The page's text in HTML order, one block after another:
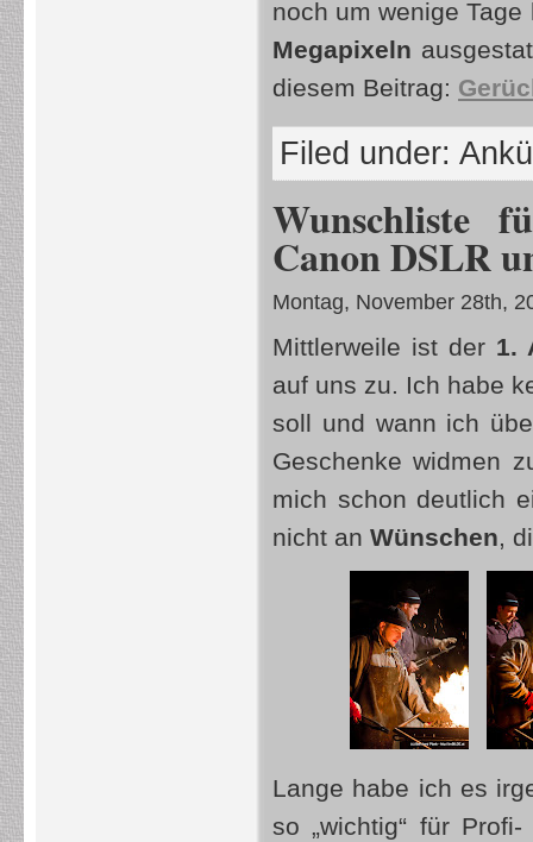
noch um wenige
Megapixeln
diesem Beitrag:
Filed under:
Wunschliste
Canon DSLR
Montag, November 28th,
Mittlerweile ist der 1.
auf uns zu. Ich habe
soll und wann ich
Geschenke widmen
mich schon deutlich
nicht an Wünschen,
Lange habe ich es
so „wichtig“ für